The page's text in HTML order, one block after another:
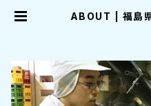
ABOUT | 福島